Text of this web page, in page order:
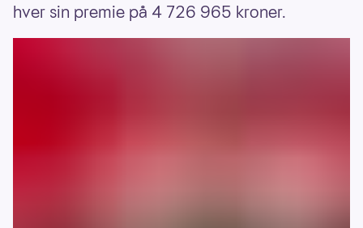
hver sin premie på 4 726 965 kroner.